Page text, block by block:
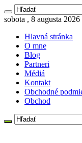
sobota , 8 augusta 2026
Hlavná stránka
O mne
Blog
Partneri
Médiá
Kontakt
Obchodné
Obchod